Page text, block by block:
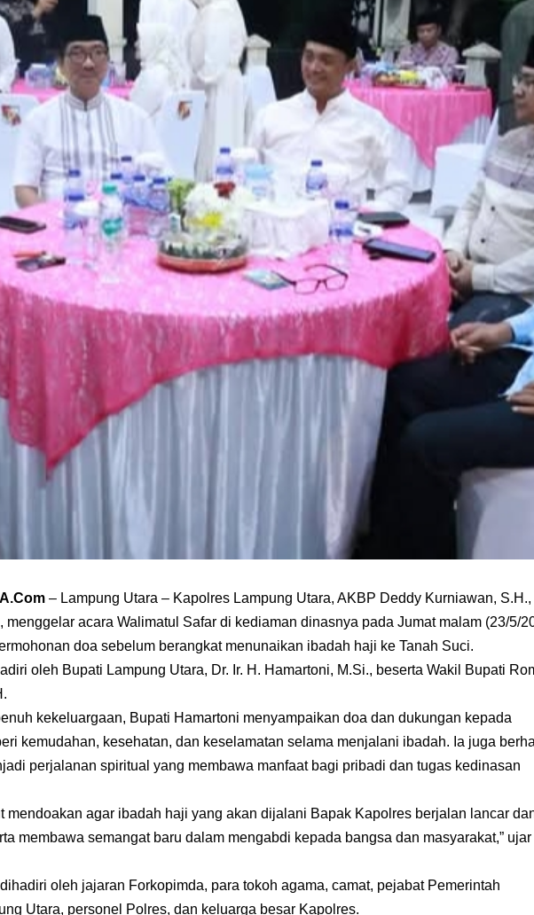
– Lampung Utara – Kapolres Lampung Utara, AKBP Deddy Kurniawan, S.H.,
menggelar acara Walimatul Safar di kediaman dinasnya pada Jumat malam (23/5/
doa sebelum berangkat menunaikan ibadah haji ke Tanah Suci.
oleh Bupati Lampung Utara, Dr. Ir. H. Hamartoni, M.Si., beserta Wakil Bupati
kekeluargaan, Bupati Hamartoni menyampaikan doa dan dukungan kepada
kemudahan, kesehatan, dan keselamatan selama menjalani ibadah. Ia juga
perjalanan spiritual yang membawa manfaat bagi pribadi dan tugas kedinasan
mendoakan agar ibadah haji yang akan dijalani Bapak Kapolres berjalan lancar
membawa semangat baru dalam mengabdi kepada bangsa dan masyarakat,” ujar
oleh jajaran Forkopimda, para tokoh agama, camat, pejabat Pemerintah
Utara, personel Polres, dan keluarga besar Kapolres.